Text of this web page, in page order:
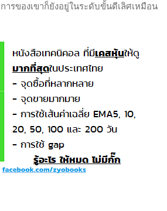
ารของเขาก็ยังอยู่ในระดับขั้นดีเลิศเหมือน